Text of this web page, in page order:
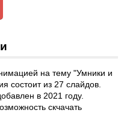
на тему "Умники и
состоит из 27 слайдов.
в 2021 году.
скчачать